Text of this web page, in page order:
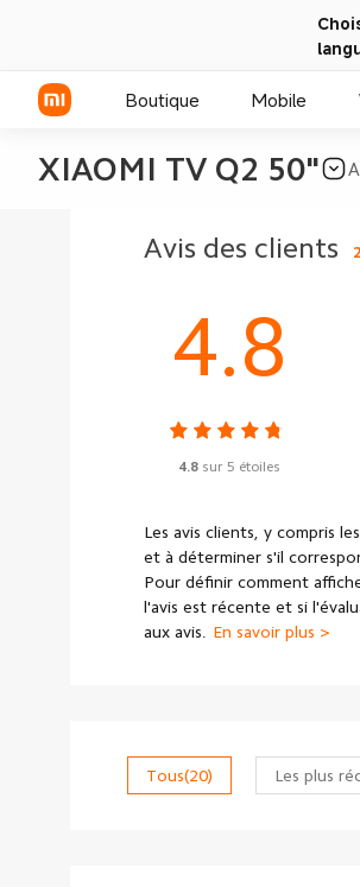
Boutique Mobile
Smartphones POCO
XIAOMI TV Q2 50"
Avis des clients
4.8
4.8 sur 5 étoiles
Les avis clients, y compris
et à déterminer s'il
Pour définir comment
l'avis est récente et si
aux avis.
En savoir plus >
Tous(20) Les plus